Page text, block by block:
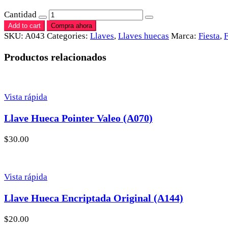
Cantidad
Add to cart Compra ahora
SKU: A043 Categories: Llaves, Llaves huecas Marca: Fiesta,
Productos relacionados
Vista rápida
Llave Hueca Pointer Valeo (A070)
$30.00
Vista rápida
Llave Hueca Encriptada Original (A144)
$20.00